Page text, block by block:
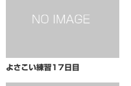
よさこい練習17日目